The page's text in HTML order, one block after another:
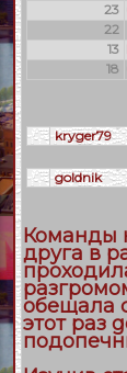
23
22
13
18
kryger79
goldnik
Команды
друга в
обещала
этот раз